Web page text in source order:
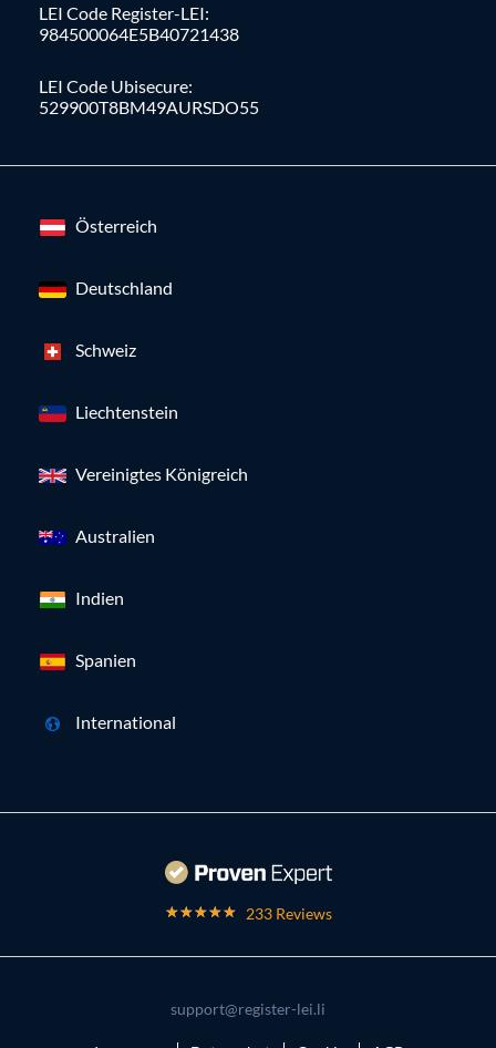
LEI Code Register-LEI:
984500064E5B40721438
LEI Code Ubisecure:
529900T8BM49AURSDO55
Österreich
Deutschland
Schweiz
Liechtenstein
Vereinigtes Königreich
Australien
Indien
Spanien
International
233 Reviews
support@register-lei.li